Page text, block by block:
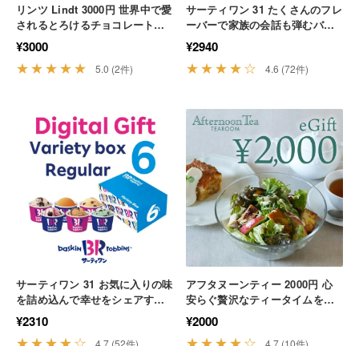
リンツ Lindt 3000円 世界中で愛
されるとろけるチョコレートで
至福の休息を スイーツ プレゼン
ト 贅沢
¥3000
★★★★★ 5.0 (2件)
サーティワン 31 たくさんのフレ
ーバーで家族の会話も弾むバラ
エティボックス おやつ 家族 手
土産
¥2940
★★★★☆ 4.6 (72件)
サーティワン 31 お気に入りの味
を詰め込んで幸せをシェアする
バラエティボックス スイーツ デ
ザート ギフト
¥2310
★★★★☆ 4.7 (52件)
アフタヌーンティー 2000円 心
安らぐ贅沢なティータイムを大
切なあの人へ贈る 癒やし スイー
ツ カフェ
¥2000
★★★★☆ 4.7 (10件)